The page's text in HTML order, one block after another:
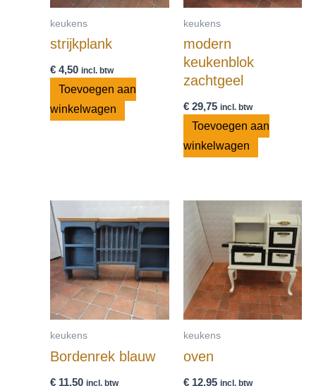
keukens
strijkplank
€ 4,50 incl. btw
Toevoegen aan
winkelwagen
keukens
modern
keukenblok
zachtgeel
€29,75 incl. btw
Toevoegen aan
winkelwagen
keukens
Bordenrek blauw
€ 11,50 incl. btw
keukens
oven
€12,95 incl. btw